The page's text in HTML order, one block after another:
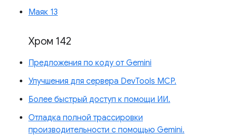
Маяк 13
Хром 142
Предложения по коду от Gemini
Улучшения для сервера DevTools MCP.
Более быстрый доступ к помощи ИИ.
Отладка полной трассировки
производительности с помощью Gemini.